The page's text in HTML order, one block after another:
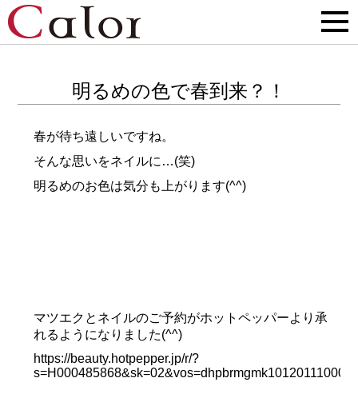
明るめの色で春到来？！
春が待ち遠しいですね。
そんな思いをネイルに…(笑)
明るめのお色は気分も上がります(^^)
マツエクとネイルのご予約がホットペッパーより承
れるようになりました(^^)
https://beauty.hotpepper.jp/r/?
s=H000485868&sk=02&vos=dhpbrmgmk10120111000